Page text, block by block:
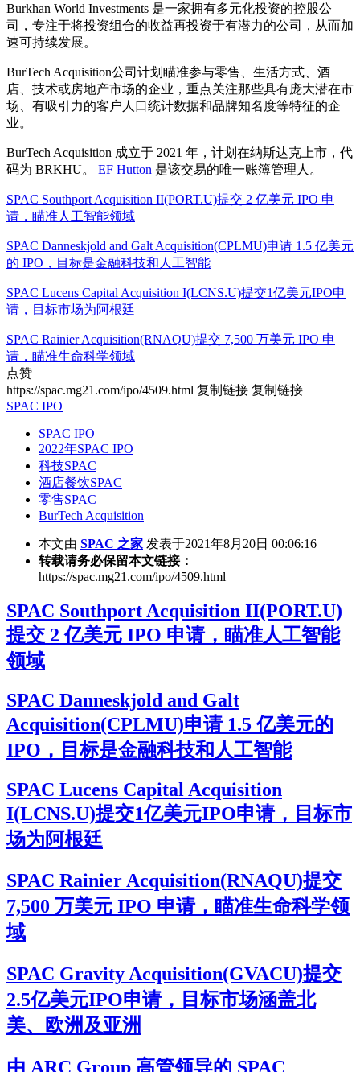
Burkhan World Investments 是一家拥有多元化投资的控股公
司，专注于将投资组合的收益再投资于有潜力的公司，从而加
速可持续发展。
BurTech Acquisition公司计划瞄准参与零售、生活方式、酒
店、技术或房地产市场的企业，重点关注那些具有庞大潜在市
场、有吸引力的客户人口统计数据和品牌知名度等特征的企
业。
BurTech Acquisition 成立于 2021 年，计划在纳斯达克上市，代
码为 BRKHU。 EF Hutton 是该交易的唯一账簿管理人。
SPAC Southport Acquisition II(PORT.U)提交 2 亿美元 IPO 申
请，瞄准人工智能领域
SPAC Danneskjold and Galt Acquisition(CPLMU)申请 1.5 亿美元
的 IPO，目标是金融科技和人工智能
SPAC Lucens Capital Acquisition I(LCNS.U)提交1亿美元IPO申
请，目标市场为阿根廷
SPAC Rainier Acquisition(RNAQU)提交 7,500 万美元 IPO 申
请，瞄准生命科学领域
点赞
https://spac.mg21.com/ipo/4509.html 复制链接 复制链接
SPAC IPO
SPAC IPO
2022年SPAC IPO
科技SPAC
酒店餐饮SPAC
零售SPAC
BurTech Acquisition
本文由 SPAC 之家 发表于2021年8月20日 00:06:16
转载请务必保留本文链接：
https://spac.mg21.com/ipo/4509.html
SPAC Southport Acquisition II(PORT.U)
提交 2 亿美元 IPO 申请，瞄准人工智能
领域
SPAC Danneskjold and Galt
Acquisition(CPLMU)申请 1.5 亿美元的
IPO，目标是金融科技和人工智能
SPAC Lucens Capital Acquisition
I(LCNS.U)提交1亿美元IPO申请，目标市
场为阿根廷
SPAC Rainier Acquisition(RNAQU)提交
7,500 万美元 IPO 申请，瞄准生命科学领
域
SPAC Gravity Acquisition(GVACU)提交
2.5亿美元IPO申请，目标市场涵盖北
美、欧洲及亚洲
由 ARC Group 高管领导的 SPAC